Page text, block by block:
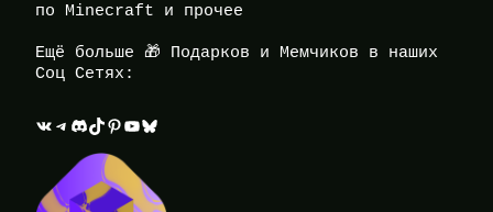
по Minecraft и прочее
Ещё больше 🎁 Подарков и Мемчиков в наших
Соц Сетях:
ВКонтакте Telegram Discord TikTok Pinterest YouTube Bluesky